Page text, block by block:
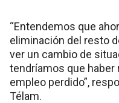
“Entendemos que
eliminación del resto
ver un cambio de
tendríamos que haber
empleo perdido”,
Télam.